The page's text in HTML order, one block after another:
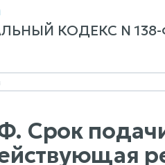
КОДЕКС N 138-
Срок